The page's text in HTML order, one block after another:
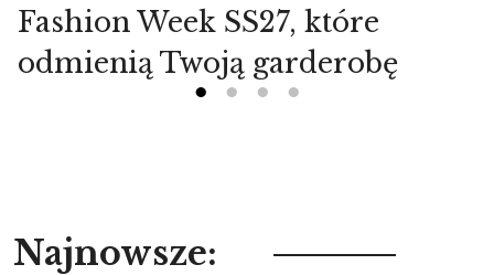
Fashion Week SS27, które
odmienią Twoją garderobę
Najnowsze: